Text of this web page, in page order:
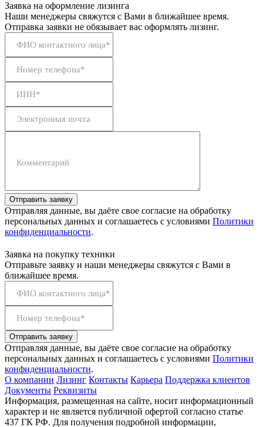
Заявка на оформление лизинга
Наши менеджеры свяжутся с Вами в ближайшее время.
Отправка заявки не обязывает вас оформлять лизинг.
ФИО контактного лица*
Номер телефона*
ИНН*
Электронная почта
Комментарий
Отправить заявку
Отправляя данные, вы даёте свое согласие на обработку
персональных данных и соглашаетесь с условиями Политики
конфиденциальности.
Заявка на покупку техники
Отправьте заявку и наши менеджеры свяжутся с Вами в
ближайшее время.
ФИО контактного лица*
Номер телефона*
Отправить заявку
Отправляя данные, вы даёте свое согласие на обработку
персональных данных и соглашаетесь с условиями Политики
конфиденциальности.
О компании Лизинг Контакты Карьера Поддержка клиентов
Документы Реквизиты
Информация, размещенная на сайте, носит информационный
характер и не является публичной офертой согласно статье
437 ГК РФ. Для получения подробной информации,